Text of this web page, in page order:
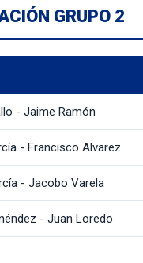
GRUPO 2
- Jaime Ramón
- Francisco Alvarez
- Jacobo Varela
- Juan Loredo